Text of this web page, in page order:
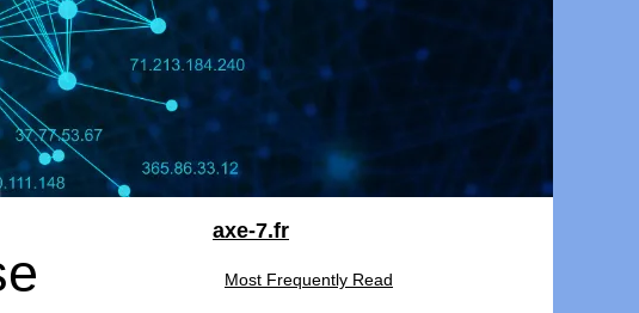
axe-7.fr
Most Frequently Read